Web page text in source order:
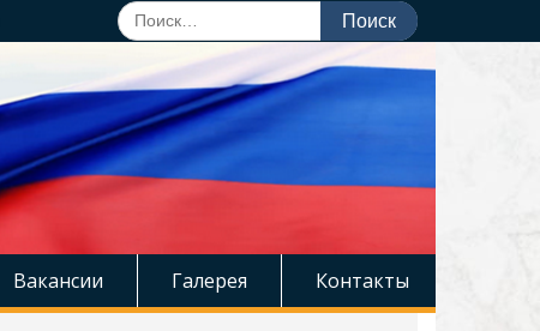
Поиск
по:
Вакансии Галерея Контакты